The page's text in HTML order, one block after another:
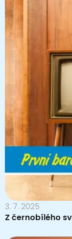
3. 7. 2025
Z černobílého